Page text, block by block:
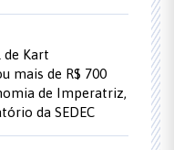
de Kart
mais de R$ 700
de Imperatriz,
da SEDEC